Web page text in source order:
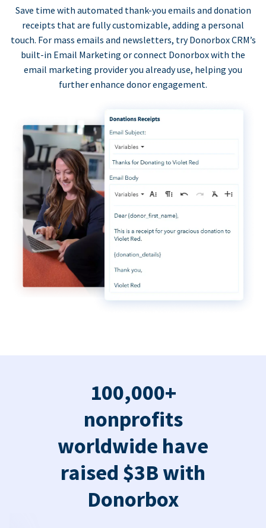
Save time with automated thank-you emails and donation
receipts that are fully customizable, adding a personal
touch. For mass emails and newsletters, try Donorbox CRM’s
built-in Email Marketing or connect Donorbox with the
email marketing provider you already use, helping you
further enhance donor engagement.
100,000+
nonprofits
worldwide have
raised $3B with
Donorbox